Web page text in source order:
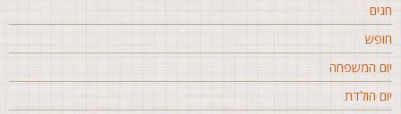
המשפחה
הולדת